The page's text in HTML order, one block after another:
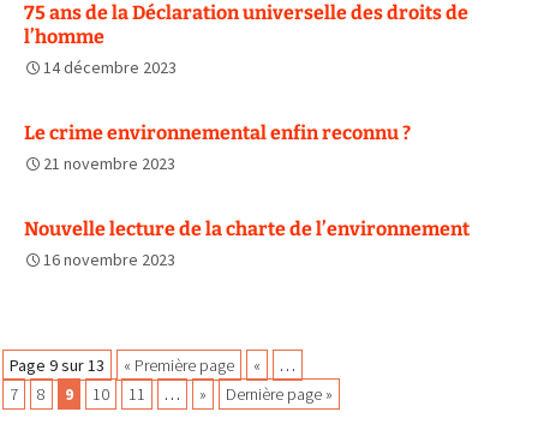
75 ans de la Déclaration universelle des droits de
l’homme
14 décembre 2023
Le crime environnemental enfin reconnu ?
21 novembre 2023
Nouvelle lecture de la charte de l’environnement
16 novembre 2023
Navigation
Page 9 sur 13 « Première page «
…
7
8 9 10 11 … » Dernière page »